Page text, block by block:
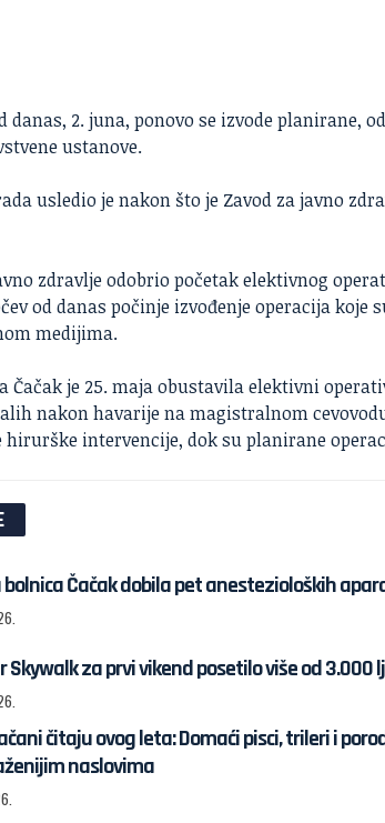
danas, 2. juna, ponovo se izvode planirane,
ustanove.
usledio je nakon što je Zavod za javno
zdravlje odobrio početak elektivnog
od danas počinje izvođenje operacija koje
medijima.
Čačak je 25. majaobustavila elektivni
nakon havarije na magistralnom
intervencije, dok su planirane
bolnica Čačak dobila pet anestezioloških
Skywalk za prvi vikend posetilo više od 3.000
čitaju ovog leta: Domaći pisci, trileri i
naslovima